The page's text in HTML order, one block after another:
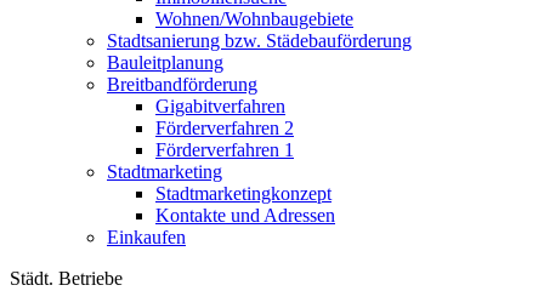
Wohnen/Wohnbaugebiete
Stadtsanierung bzw. Städebauförderung
Bauleitplanung
Breitbandförderung
Gigabitverfahren
Förderverfahren 2
Förderverfahren 1
Stadtmarketing
Stadtmarketingkonzept
Kontakte und Adressen
Einkaufen
Städt. Betriebe